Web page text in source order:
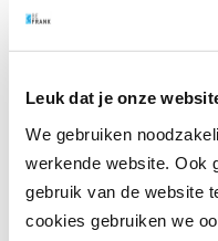
Leuk dat je onze
We gebruiken
werkende website. Ook
gebruik van de website
cookies gebruiken we
met hun eigen pensioen
voldoende hebben
leven als pensionado.
Over het onderzoek
In opdracht van
onderzoek onder ruim